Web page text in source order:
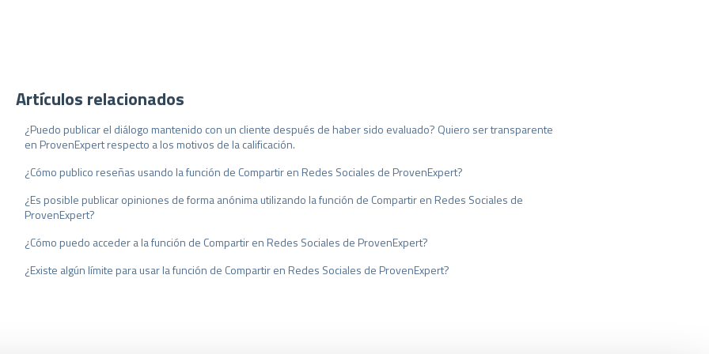
Artículos relacionados
¿Puedo publicar el diálogo mantenido con un cliente después de haber sido evaluado? Quiero ser transparente
en ProvenExpert respecto a los motivos de la calificación.
¿Cómo publico reseñas usando la función de Compartir en Redes Sociales de ProvenExpert?
¿Es posible publicar opiniones de forma anónima utilizando la función de Compartir en Redes Sociales de
ProvenExpert?
¿Cómo puedo acceder a la función de Compartir en Redes Sociales de ProvenExpert?
¿Existe algún límite para usar la función de Compartir en Redes Sociales de ProvenExpert?